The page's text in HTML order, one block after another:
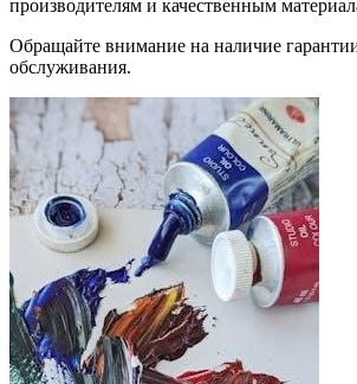
производителям и качественным
Обращайте внимание на наличие
обслуживания.